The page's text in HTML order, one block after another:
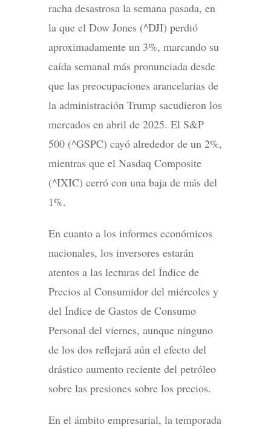
racha desastrosa la semana pasada, en
la que el Dow Jones (^DJI) perdió
aproximadamente un 3%, marcando su
caída semanal más pronunciada desde
que las preocupaciones arancelarias de
la administración Trump sacudieron los
mercados en abril de 2025. El S&P
500 (^GSPC) cayó alrededor de un 2%,
mientras que el Nasdaq Composite
(^IXIC) cerró con una baja de más del
1%.
En cuanto a los informes económicos
nacionales, los inversores estarán
atentos a las lecturas del Índice de
Precios al Consumidor del miércoles y
del Índice de Gastos de Consumo
Personal del viernes, aunque ninguno
de los dos reflejará aún el efecto del
drástico aumento reciente del petróleo
sobre las presiones sobre los precios.
En el ámbito empresarial, la temporada